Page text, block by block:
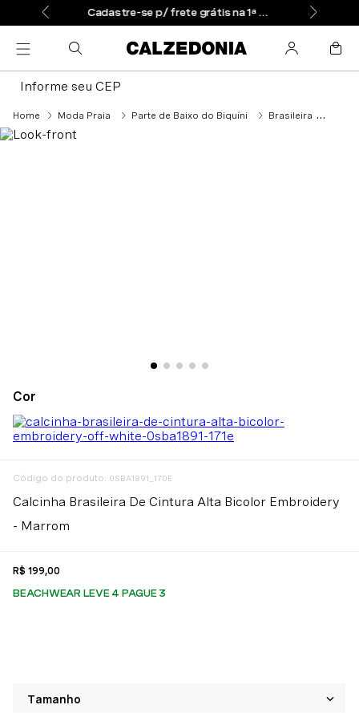
Cadastre-se p/ frete grátis na 1ª compra
Informe seu CEP
Moda Praia Parte de Baixo do Biquíni Brasileira
: 0SBA1891_170E
Calcinha Brasileira De Cintura Alta Bicolor Embroidery
- Marrom
R$ 199,00
BEACHWEAR LEVE 4 PAGUE 3